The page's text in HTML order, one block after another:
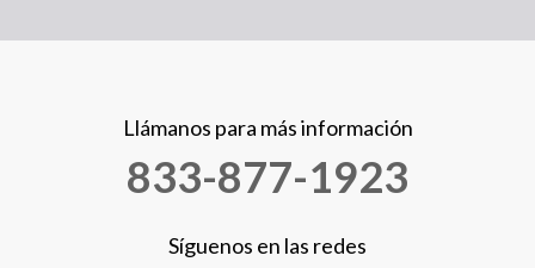
Llámanos para más información
833-877-1923
Síguenos en las redes